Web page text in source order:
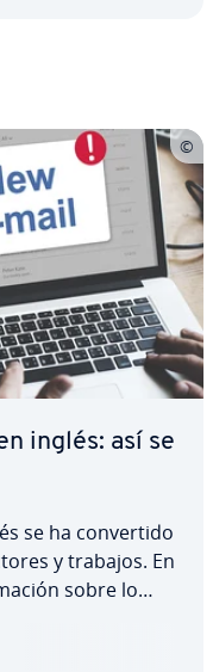
inglés: así se
se ha co­n­ve­r­ti­do
y trabajos. En
sobre lo
un saludo y